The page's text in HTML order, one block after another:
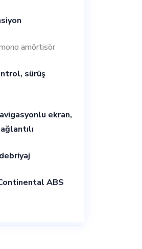
amörtisör
sürüş
ekran,
ABS